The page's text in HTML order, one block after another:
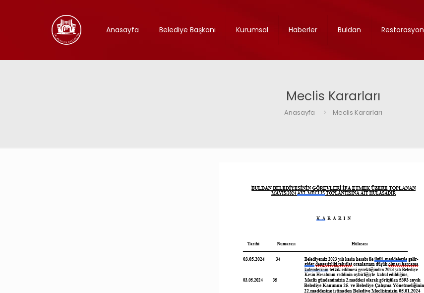
Anasayfa Belediye Başkanı Kurumsal Haberler Buldan Restorasyon
Meclis Kararları
Anasayfa Meclis Kararları